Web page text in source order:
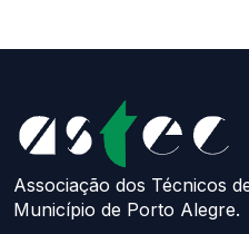
Associação dos Técnicos
Município de Porto Alegre.